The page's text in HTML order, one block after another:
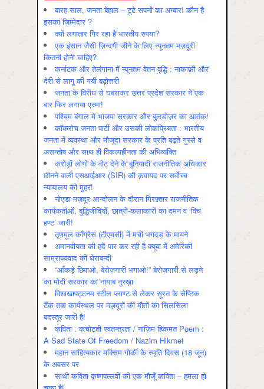
बारह साल, जनता बेहाल – टूटे सपनों का अम्बार! कौन है
इसका ज़िम्मेदार ?
क्यों लगातार गिर रहा है भारतीय रुपया?
एक इंसान जैसी ज़िन्दगी जीने के लिए न्यूनतम मज़दूरी
कितनी होनी चाहिए?
कर्नाटक और तेलंगाना में न्यूनतम वेतन वृद्धि : नाकाफ़ी और
देरी से लागू की गयी बढ़ोत्तरी
जनता के विरोध से घबराकर उत्तर प्रदेश सरकार ने एक
बार फिर लगाया एस्मा!
पश्चिम बंगाल में भाजपा सरकार और बुलडोज़र का आतंक!
कॉकरोच जनता पार्टी और उसकी लोकप्रियता : भारतीय
जनता में व्‍यवस्‍था और मौजूदा सरकार के प्रति बढ़ते गुस्‍से व
असन्‍तोष और साथ ही विकल्‍पहीनता की अभिव्‍यक्ति
करोड़ों लोगों के वोट देने के बुनियादी राजनीतिक अधिकार
छीनने वाली एसआईआर (SIR) की क़वायद पर सर्वोच्च
न्यायालय की मुहर!
नोएडा मज़दूर आन्दोलन के दौरान गिरफ़्तार राजनीतिक
कार्यकर्ताओं, बुद्धिजीवियों, छात्रों-कलाकारों का दमन व ‘विच
हण्ट’ जारी!
तृणमूल काँग्रेस (टीएमसी) में मची भगदड़ के मायने
अमानवीयता की हदें पार कर रही है क्यूबा में अमेरिकी
साम्राज्यवाद की घेराबन्दी
“आँकड़े छिपाओ, बेरोज़गारी भगाओ!” बेरोज़गारी से लड़ने
का मोदी सरकार का नायाब नुस्ख़ा
विशाखापट्टनम स्टील प्लाण्ट से लेकर सूरत के सेप्टिक
टैंक तक कार्यस्थल पर मज़दूरों की मौतों का सिलसिला
बदस्तूर जारी है!
कविता : कचोटती स्वतन्त्रता / नाज़िम हिकमत Poem :
A Sad State Of Freedom / Nazim Hikmet
महान साहित्यकार मक्सिम गोर्की के स्मृति दिवस (18 जून)
के अवसर पर
साथी कविता कृष्णपल्लवी की एक मौजूँ कविता – हमला हो